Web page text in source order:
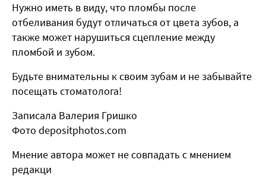
Нужно иметь в виду, что пломбы после
отбеливания будут отличаться от цвета зубов, а
также может нарушиться сцепление между
пломбой и зубом.
Будьте внимательны к своим зубам и не забывайте
посещать стоматолога!
Записала Валерия Гришко
Фото depositphotos.com
Мнение автора может не совпадать с мнением
редакци